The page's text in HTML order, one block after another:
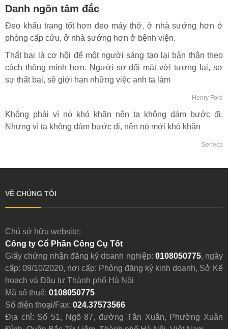
Danh ngôn tâm đắc
Đeo khẩu trang tốt hơn đeo máy thở, ở nhà sướng hơn ở
phòng cấp cứu, ở nhà sướng hơn ở bệnh viện.
Thất bại là cơ hội để một người sáng tạo lại bản thân theo
cách thông minh hơn. Người sợ đối mặt với tương lai, sợ
sự thất bại, sẽ giới hạn những việc anh ta làm
Henry Ford
Không phải vì nó khó khăn nên ta không dám bước đi.
Nhưng vì ta không dám bước đi, nên nó mới khó khăn
Seneca
VỀ CHÚNG TÔI
Chủ sở hữu website:
Công ty Cổ Phần Công Cụ Tốt
Giấy chứng nhận đăng ký doanh nghiệp: 0108050775, ngày
cấp: 09/10/2020, nơi cấp: Phòng đăng ký kinh doanh, Sở Kế
hoạch và Đầu tư Thành phố Hà Nội
Mã số thuế: 0108050775
Số điện thoại/Fax: 024.37573566
Địa chỉ: Số 51, Ngõ 87, đường Tân Xuân, Phường Xuân